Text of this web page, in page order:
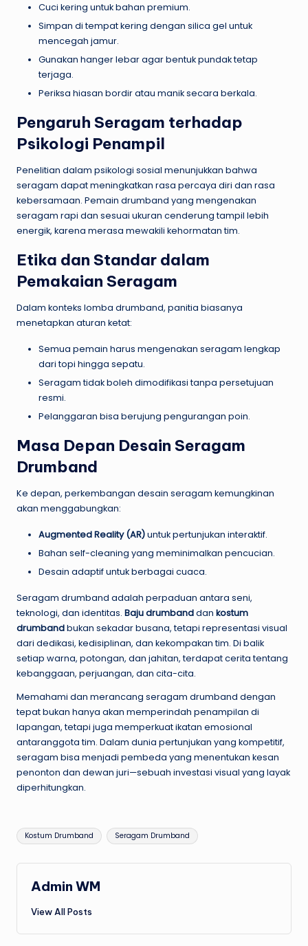
Cuci kering untuk bahan premium.
Simpan di tempat kering dengan silica gel untuk
mencegah jamur.
Gunakan hanger lebar agar bentuk pundak tetap
terjaga.
Periksa hiasan bordir atau manik secara berkala.
Pengaruh Seragam terhadap
Psikologi Penampil
Penelitian dalam psikologi sosial menunjukkan bahwa
seragam dapat meningkatkan rasa percaya diri dan rasa
kebersamaan. Pemain drumband yang mengenakan
seragam rapi dan sesuai ukuran cenderung tampil lebih
energik, karena merasa mewakili kehormatan tim.
Etika dan Standar dalam
Pemakaian Seragam
Dalam konteks lomba drumband, panitia biasanya
menetapkan aturan ketat:
Semua pemain harus mengenakan seragam lengkap
dari topi hingga sepatu.
Seragam tidak boleh dimodifikasi tanpa persetujuan
resmi.
Pelanggaran bisa berujung pengurangan poin.
Masa Depan Desain Seragam
Drumband
Ke depan, perkembangan desain seragam kemungkinan
akan menggabungkan:
Augmented Reality (AR)untuk pertunjukan interaktif.
Bahan self-cleaning yang meminimalkan pencucian.
Desain adaptif untuk berbagai cuaca.
Seragam drumband adalah perpaduan antara seni,
teknologi, dan identitas. Baju drumbanddan kostum
drumbandbukan sekadar busana, tetapi representasi visual
dari dedikasi, kedisiplinan, dan kekompakan tim. Di balik
setiap warna, potongan, dan jahitan, terdapat cerita tentang
kebanggaan, perjuangan, dan cita-cita.
Memahami dan merancang seragam drumband dengan
tepat bukan hanya akan memperindah penampilan di
lapangan, tetapi juga memperkuat ikatan emosional
antaranggota tim. Dalam dunia pertunjukan yang kompetitif,
seragam bisa menjadi pembeda yang menentukan kesan
penonton dan dewan juri—sebuah investasi visual yang layak
diperhitungkan.
Tags:
Kostum Drumband Seragam Drumband
Admin WM
View All Posts